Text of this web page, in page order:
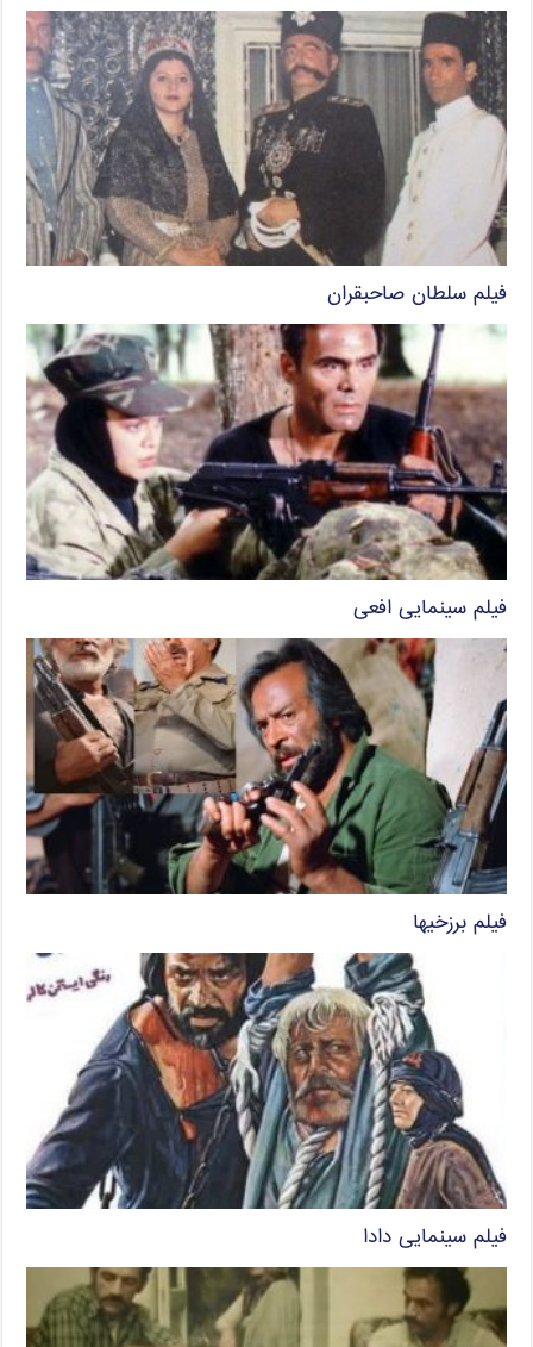
فیلم سلطان صاحبقران
فیلم سینمایی افعی
فیلم برزخیها
فیلم سینمایی دادا